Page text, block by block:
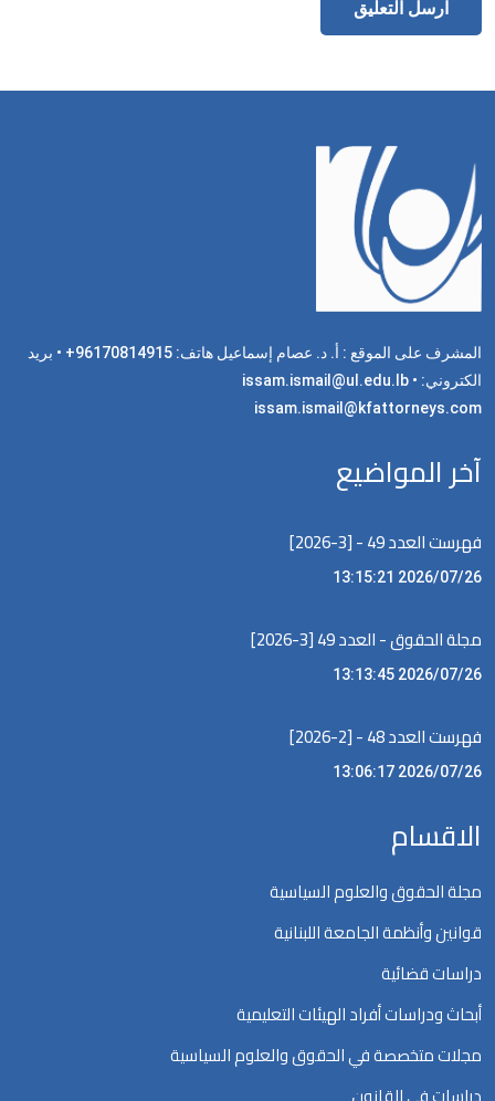
المشرف على الموقع : أ. د. عصام إسماعيل هاتف: 96170814915+ • بريد
الكتروني: issam.ismail@ul.edu.lb •
issam.ismail@kfattorneys.com
آخر المواضيع
فهرست العدد 49 - [3-2026]
2026/07/26 13:15:21
مجلة الحقوق - العدد 49 [3-2026]
2026/07/26 13:13:45
فهرست العدد 48 - [2-2026]
2026/07/26 13:06:17
الاقسام
مجلة الحقوق والعلوم السياسية
قوانين وأنظمة الجامعة اللبنانية
دراسات قضائية
أبحاث ودراسات أفراد الهيئات التعليمية
مجلات متخصصة في الحقوق والعلوم السياسية